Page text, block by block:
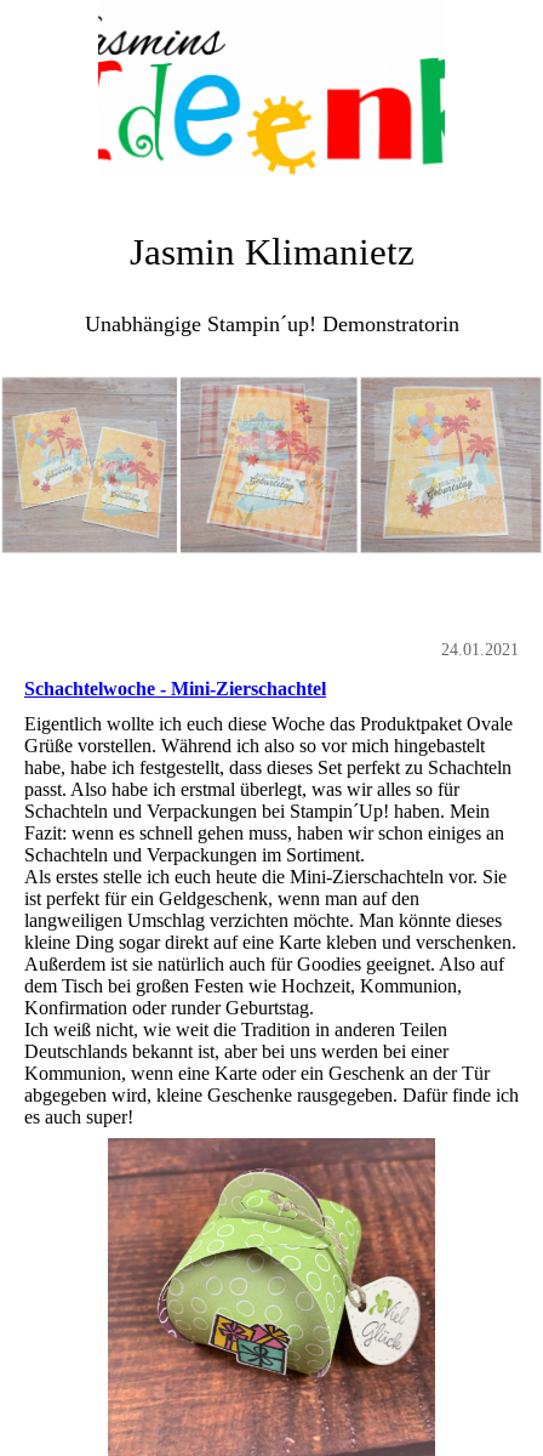
Jasmin Klimanietz
Unabhängige Stampin´up! Demonstratorin
24.01.2021
Schachtelwoche - Mini-Zierschachtel
Eigentlich wollte ich euch diese Woche das Produktpaket Ovale
Grüße vorstellen. Während ich also so vor mich hingebastelt
habe, habe ich festgestellt, dass dieses Set perfekt zu Schachteln
passt. Also habe ich erstmal überlegt, was wir alles so für
Schachteln und Verpackungen bei Stampin´Up! haben. Mein
Fazit: wenn es schnell gehen muss, haben wir schon einiges an
Schachteln und Verpackungen im Sortiment.
Als erstes stelle ich euch heute die Mini-Zierschachteln vor. Sie
ist perfekt für ein Geldgeschenk, wenn man auf den
langweiligen Umschlag verzichten möchte. Man könnte dieses
kleine Ding sogar direkt auf eine Karte kleben und verschenken.
Außerdem ist sie natürlich auch für Goodies geeignet. Also auf
dem Tisch bei großen Festen wie Hochzeit, Kommunion,
Konfirmation oder runder Geburtstag.
Ich weiß nicht, wie weit die Tradition in anderen Teilen
Deutschlands bekannt ist, aber bei uns werden bei einer
Kommunion, wenn eine Karte oder ein Geschenk an der Tür
abgegeben wird, kleine Geschenke rausgegeben. Dafür finde ich
es auch super!